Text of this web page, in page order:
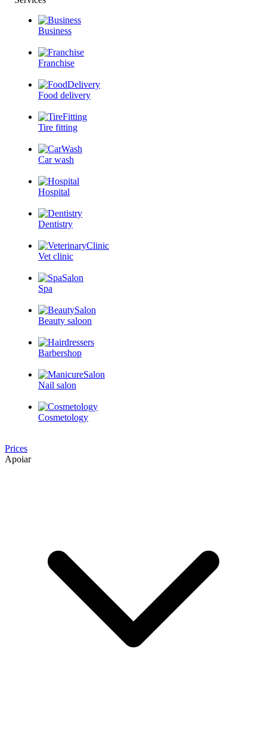
Business
Franchise
Food delivery
Tire fitting
Car wash
Hospital
Dentistry
Vet clinic
Spa
Beauty saloon
Barbershop
Nail salon
Cosmetology
Prices
Apoiar